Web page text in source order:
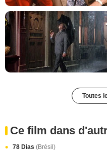
Toutes
Ce film dans
78 Dias (Brésil)